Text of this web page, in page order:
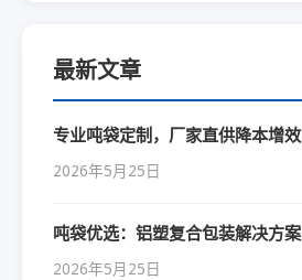
最新文章
专业吨袋定制，厂家直供降本增效
2026年5月25日
吨袋优选：铝塑复合包装解决方案
2026年5月25日